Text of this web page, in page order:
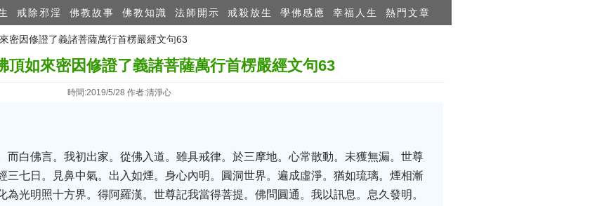
戒除邪淫 佛教故事 佛教知識 法師開示 戒殺放生 學佛感應 幸福人生 熱門文章
密因修證了義諸菩薩萬行首楞嚴經文句63
頂如來密因修證了義諸菩薩萬行首楞嚴經文句63
時間:2019/5/28 作者:清淨心
而白佛言。我初出家。從佛入道。雖具戒律。於三摩地。心常散動。未獲無漏。世尊
三七日。見鼻中氣。出入如煙。身心內明。圓洞世界。遍成虛淨。猶如琉璃。煙相漸
光明照十方界。得阿羅漢。世尊記我當得菩提。佛問圓通。我以訊息。息久發明。